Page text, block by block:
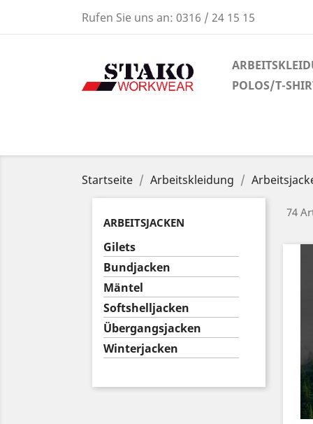
Rufen Sie uns an: 0316 / 24 15 15
POLOS/T-
Startseite Arbeitskleidung
ARBEITSJACKEN
Gilets
Bundjacken
Mäntel
Softshelljacken
Übergangsjacken
Winterjacken
74